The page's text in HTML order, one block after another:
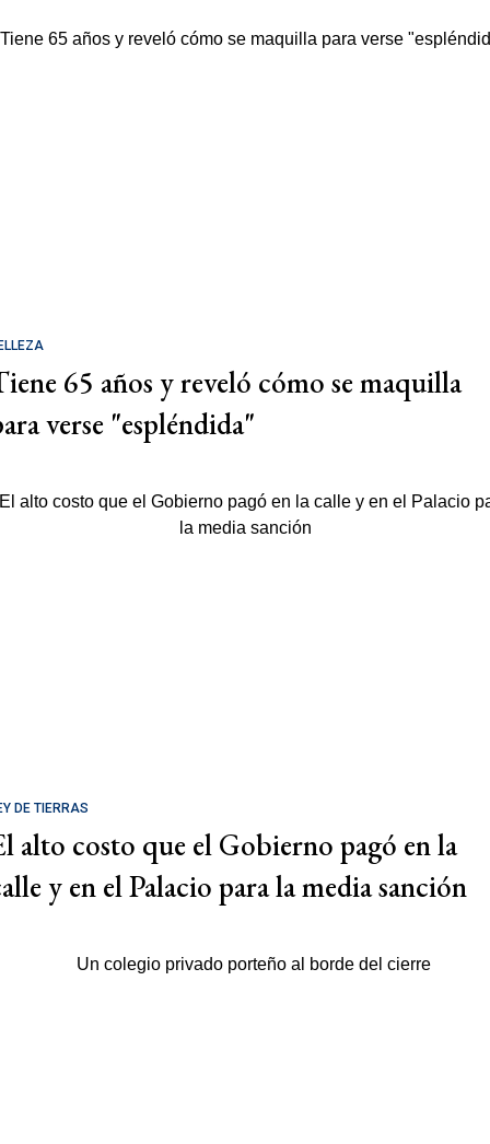
65 años y reveló cómo se maquilla
verse "espléndida"
DE TIERRAS
alto costo que el Gobierno pagó en la
y en el Palacio para la media sanción